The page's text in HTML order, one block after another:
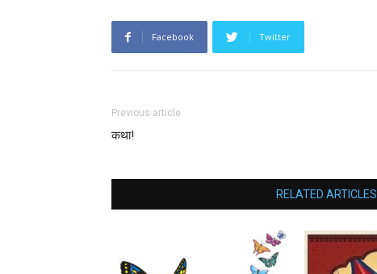
Facebook Twitter
Previous article
कथा!
RELATED ARTICLES